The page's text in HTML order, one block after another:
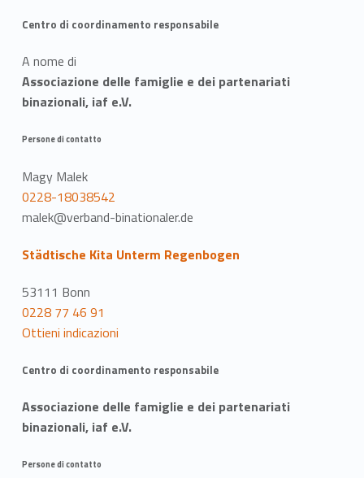
Centro di coordinamento responsabile
A nome di
Associazione delle famiglie e dei partenariati
binazionali, iaf e.V.
Persone di contatto
Magy Malek
0228-18038542
malek@verband-binationaler.de
Städtische Kita Unterm Regenbogen
53111 Bonn
0228 77 46 91
Ottieni indicazioni
Centro di coordinamento responsabile
Associazione delle famiglie e dei partenariati
binazionali, iaf e.V.
Persone di contatto